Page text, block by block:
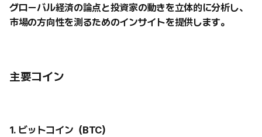
グローバル経済の論点と投資家の動きを立体的に分析し、
市場の方向性を測るためのインサイトを提供します。
主要コイン
1. ビットコイン（BTC）